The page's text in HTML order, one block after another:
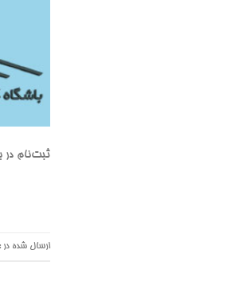
ثبت‌نام در
ارسال شده در :